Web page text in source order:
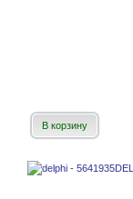
В корзину